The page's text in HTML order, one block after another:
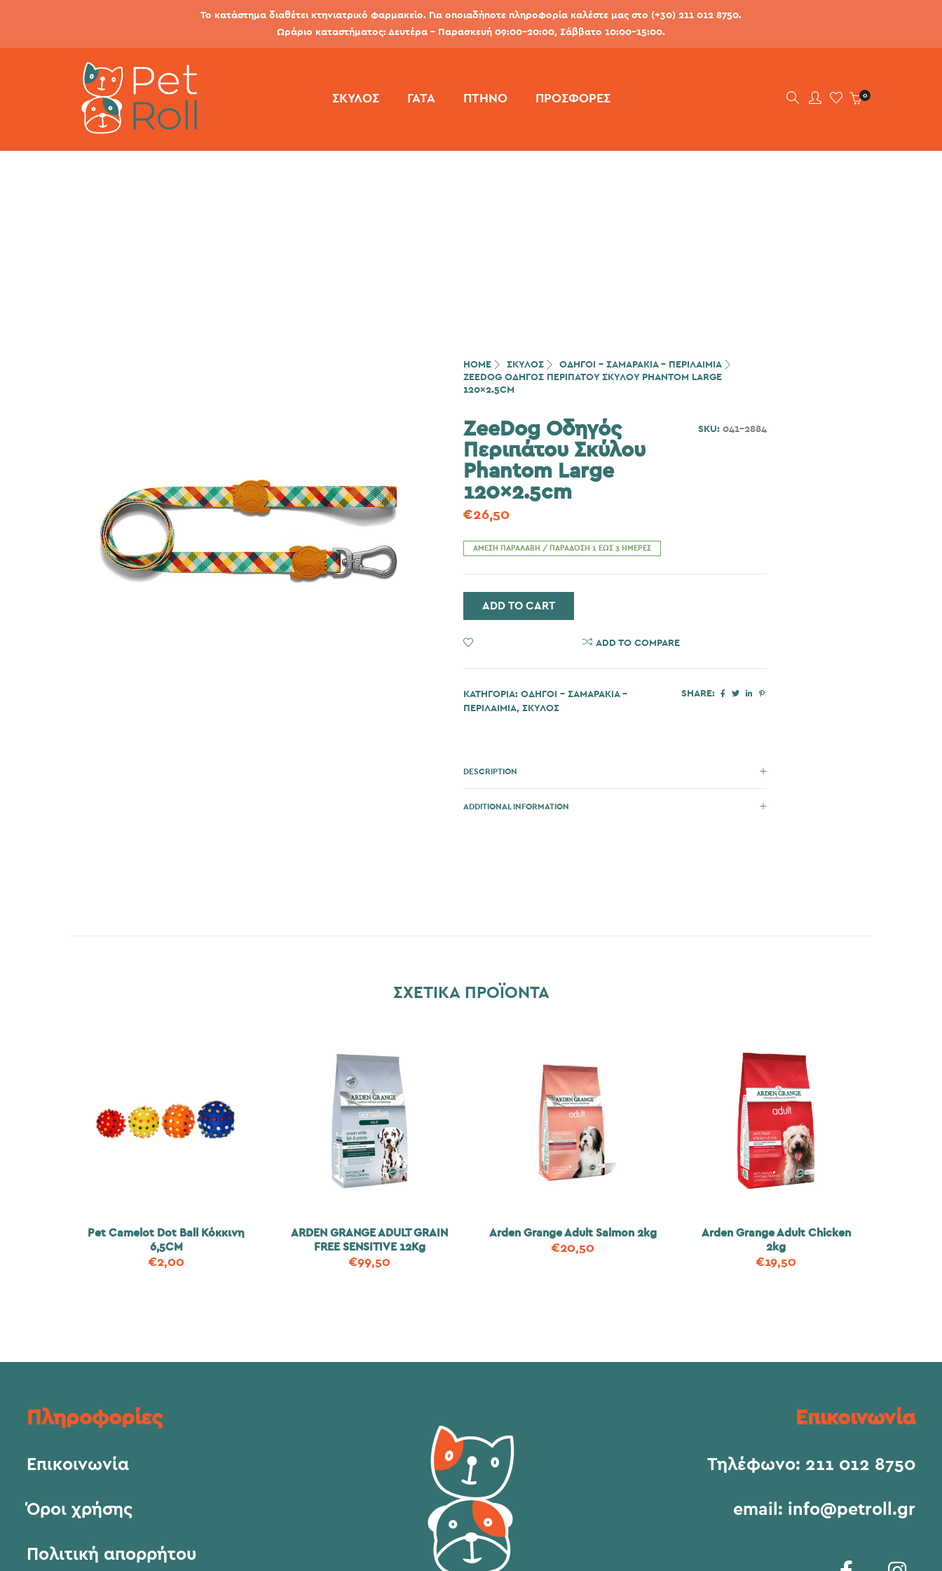
Το κατάστημα διαθέτει κτηνιατρικό φαρμακείο. Για οποιαδήποτε πληροφορία καλέστε μας στο (+30) 211 012 8750.
Ωράριο καταστήματος: Δευτέρα - Παρασκευή 09:00-20:00, Σάββατο 10:00-15:00.
ΣΚΎΛΟΣ ΓΆΤΑ ΠΤΗΝΌ ΠΡΟΣΦΟΡΕΣ 0
HOME ΣΚΎΛΟΣ
ΟΔΗΓΟΙ - ΣΑΜΑΡΑΚΙΑ - ΠΕΡΙΛΑΙΜΙΑ
ZEEDOG ΟΔΗΓΌΣ ΠΕΡΙΠΆΤΟΥ ΣΚΎΛΟΥ PHANTOM LARGE
120×2.5CM
ZeeDog Οδηγός
Περιπάτου Σκύλου
Phantom Large
120×2.5cm
€26,50
SKU: 041-2884
ΆΜΕΣΗ ΠΑΡΑΛΑΒΉ / ΠΑΡΆΔΟΣΗ 1 ΈΩΣ 3 ΗΜΈΡΕΣ
ADD TO CART
ADD TO COMPARE
ΚΑΤΗΓΟΡΊΑ: ΟΔΗΓΟΙ - ΣΑΜΑΡΑΚΙΑ -
ΠΕΡΙΛΑΙΜΙΑ, ΣΚΎΛΟΣ
SHARE:
DESCRIPTION
ADDITIONAL INFORMATION
ΣΧΕΤΙΚΆ ΠΡΟΪΌΝΤΑ
Pet Camelot Dot Ball Κόκκινη
6,5CM
€2,00
ARDEN GRANGE ADULT GRAIN
FREE SENSITIVE 12Kg
€99,50
Arden Grange Adult Salmon 2kg
€20,50
Arden Grange Adult Chicken
2kg
€19,50
Πληροφορίες
Επικοινωνία
Όροι χρήσης
Πολιτική απορρήτου
Επικοινωνία
Τηλέφωνο: 211 012 8750
email: info@petroll.gr